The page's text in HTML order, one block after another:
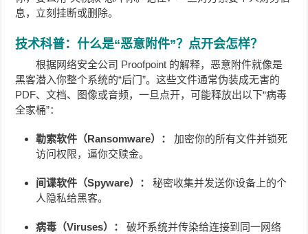
息，立刻挂断或删除。
技术科普：什么是“恶意附件”？点开会怎样？
根据网络安全公司 Proofpoint 的解释，恶意附件就像是
黑客潜入你整个系统的“后门”。这些文件通常伪装成无害的
PDF、文档、图像或音频，一旦点开，可能释放出以下“病毒
全家桶”：
勒索软件（Ransomware）：
加密你的所有文件并锁死
访问权限，逼你交赎金。
间谍软件（Spyware）：
秘密收集并发送你设备上的个
人隐私给黑客。
病毒（Viruses）： 破坏系统并传染给连接到同一网络